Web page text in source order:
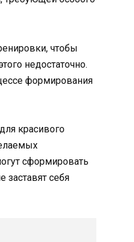
чтобы
недостаточно.
формирования
красивого
сформировать
себя